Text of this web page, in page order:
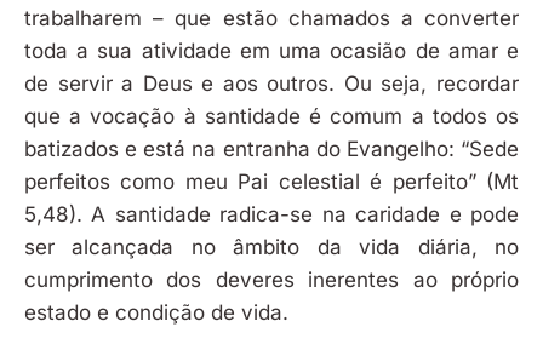
trabalharem – que estão chamados a converter
toda a sua atividade em uma ocasião de amar e
de servir a Deus e aos outros. Ou seja, recordar
que a vocação à santidade é comum a todos os
batizados e está na entranha do Evangelho: “Sede
perfeitos como meu Pai celestial é perfeito” (Mt
5,48). A santidade radica-se na caridade e pode
ser alcançada no âmbito da vida diária, no
cumprimento dos deveres inerentes ao próprio
estado e condição de vida.